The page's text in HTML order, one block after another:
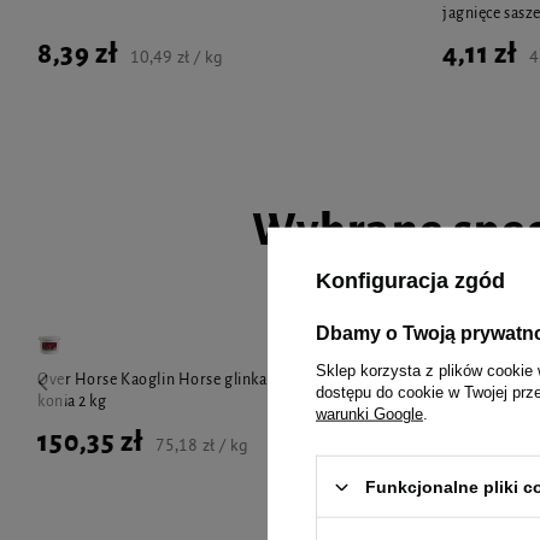
8,39 zł 10,49 zł / kg
jagnięce
4,11 zł
Wybrane
Over Horse Kaoglin Horse glinka chłodząca dla
konia 2 kg
150,35 zł 75,18 zł / kg
Dolfos Dolvit
Konfiguracja zgód
Dbamy o Twoją
Sklep korzysta z plików cookie
dostępu do cookie w Twojej
warunki Google
Funkcjonalne pliki